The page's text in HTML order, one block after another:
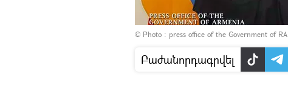
© Photo : press office of the Government of RA
Բաժանորդագրվել